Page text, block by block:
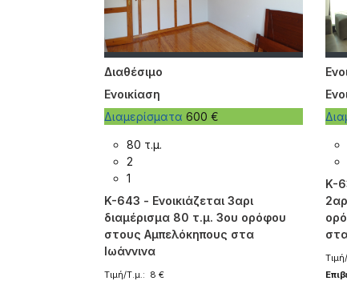
Διαθέσιμο
Ενοικίαση
Διαμερίσματα 600 €
80 τ.μ.
2
1
K-643 - Ενοικιάζεται 3αρι
διαμέρισμα 80 τ.μ. 3ου ορόφου
στους Αμπελόκηπους στα
Ιωάννινα
Τιμή/Τ.μ.: 8 €
K-